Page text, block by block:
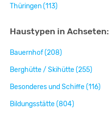
Thüringen (113)
Haustypen in Achseten:
Bauernhof (208)
Berghütte / Skihütte (255)
Besonderes und Schiffe (116)
Bildungsstätte (804)